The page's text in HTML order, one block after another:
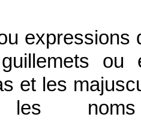
expressions
ou
et les
les noms